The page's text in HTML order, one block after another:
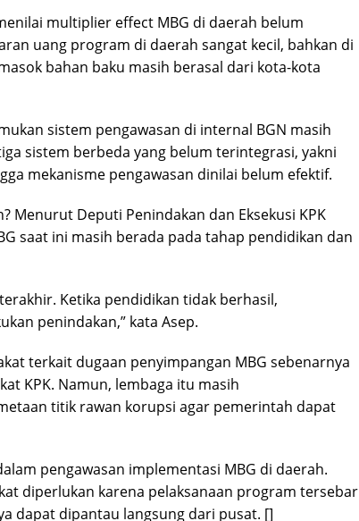
multiplier effect MBG di daerah belum
uang program di daerah sangat kecil, bahkan di
bahan baku masih berasal dari kota-kota
sistem pengawasan di internal BGN masih
sistem berbeda yang belum terintegrasi, yakni
mekanisme pengawasan dinilai belum efektif.
Menurut Deputi Penindakan dan Eksekusi KPK
saat ini masih berada pada tahap pendidikan dan
Ketika pendidikan tidak berhasil,
penindakan,” kata Asep.
terkait dugaan penyimpangan MBG sebenarnya
KPK. Namun, lembaga itu masih
titik rawan korupsi agar pemerintah dapat
pengawasan implementasi MBG di daerah.
diperlukan karena pelaksanaan program tersebar
dapat dipantau langsung dari pusat. []